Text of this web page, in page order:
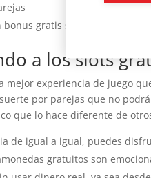
gratis sin descargar
a los slots
mejor experiencia de juego
por parejas que no
que lo hace diferente de
de igual a igual, puedes
gratuitos son